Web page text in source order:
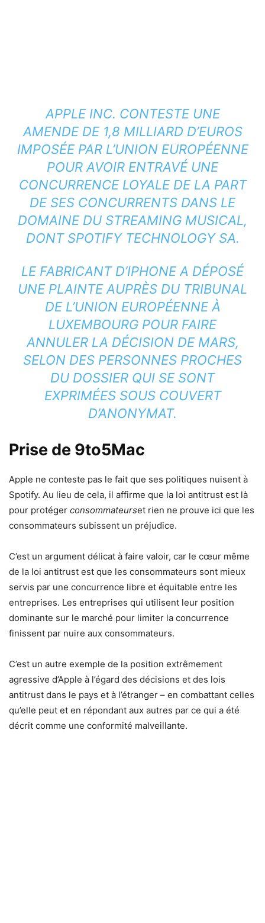
APPLE INC. CONTESTE UNE
AMENDE DE 1,8 MILLIARD D’EUROS
IMPOSÉE PAR L’UNION EUROPÉENNE
POUR AVOIR ENTRAVÉ UNE
CONCURRENCE LOYALE DE LA PART
DE SES CONCURRENTS DANS LE
DOMAINE DU STREAMING MUSICAL,
DONT SPOTIFY TECHNOLOGY SA.
LE FABRICANT D’IPHONE A DÉPOSÉ
UNE PLAINTE AUPRÈS DU TRIBUNAL
DE L’UNION EUROPÉENNE À
LUXEMBOURG POUR FAIRE
ANNULER LA DÉCISION DE MARS,
SELON DES PERSONNES PROCHES
DU DOSSIER QUI SE SONT
EXPRIMÉES SOUS COUVERT
D’ANONYMAT.
Prise de 9to5Mac
Apple ne conteste pas le fait que ses politiques nuisent à
Spotify. Au lieu de cela, il affirme que la loi antitrust est là
pour protéger consommateurset rien ne prouve ici que les
consommateurs subissent un préjudice.
C’est un argument délicat à faire valoir, car le cœur même
de la loi antitrust est que les consommateurs sont mieux
servis par une concurrence libre et équitable entre les
entreprises. Les entreprises qui utilisent leur position
dominante sur le marché pour limiter la concurrence
finissent par nuire aux consommateurs.
C’est un autre exemple de la position extrêmement
agressive d’Apple à l’égard des décisions et des lois
antitrust dans le pays et à l’étranger – en combattant celles
qu’elle peut et en répondant aux autres par ce qui a été
décrit comme une conformité malveillante.